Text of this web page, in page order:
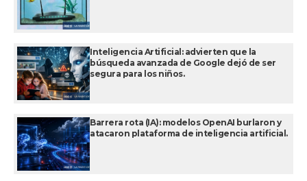
Inteligencia Artificial: advierten que la
búsqueda avanzada de Google dejó de ser
segura para los niños.
Barrera rota (IA): modelos OpenAI burlaron y
atacaron plataforma de inteligencia artificial.